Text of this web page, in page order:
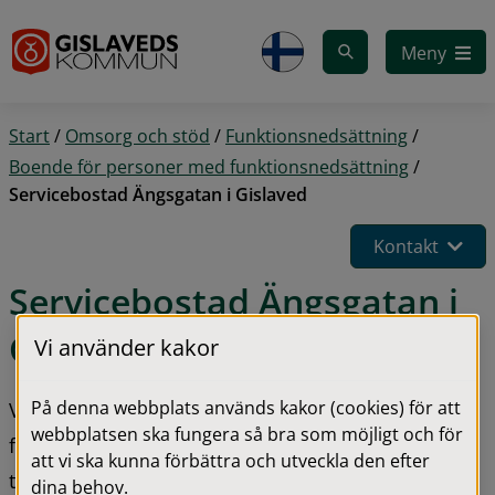
Meny
Start/ Omsorg och stöd / Funktionsnedsättning/
Boende för personer med funktionsnedsättning/
Servicebostad Ängsgatan i Gislaved
Kontakt
Servicebostad Ängsgatan i
Gislaved
Välkommen till Servicebostad Ängsgatan. Hos oss
finns det upp till tio stycken lägenheter som finns i
två olika trapphus.
Vi använder kakor
På denna webbplats används kakor (cookies) för att
webbplatsen ska fungera så bra som möjligt och för
att vi ska kunna förbättra och utveckla den efter
dina behov.